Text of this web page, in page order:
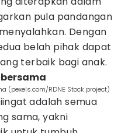
pula pandangan
Dengan
belah pihak dapat
terbaik bagi anak.
(pexels.com/RDNE Stock project)
adalah semua
sama, yakni